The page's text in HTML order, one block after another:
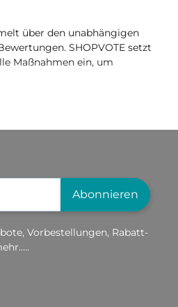
über den unabhängigen
SHOPVOTE setzt
Maßnahmen ein, um
Abonnieren
Vorbestellungen, Rabatt-